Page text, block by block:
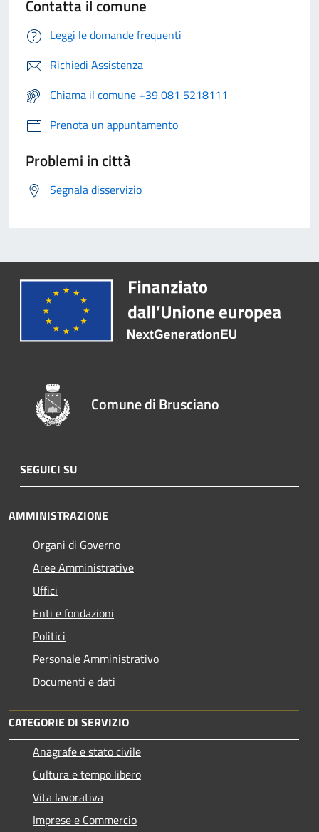
Contatta il comune
Leggi le domande frequenti
Richiedi Assistenza
Chiama il comune +39 081 5218111
Prenota un appuntamento
Problemi in città
Segnala disservizio
Comune di Brusciano
SEGUICI SU
AMMINISTRAZIONE
Organi di Governo
Aree Amministrative
Uffici
Enti e fondazioni
Politici
Personale Amministrativo
Documenti e dati
CATEGORIE DI SERVIZIO
Anagrafe e stato civile
Cultura e tempo libero
Vita lavorativa
Imprese e Commercio